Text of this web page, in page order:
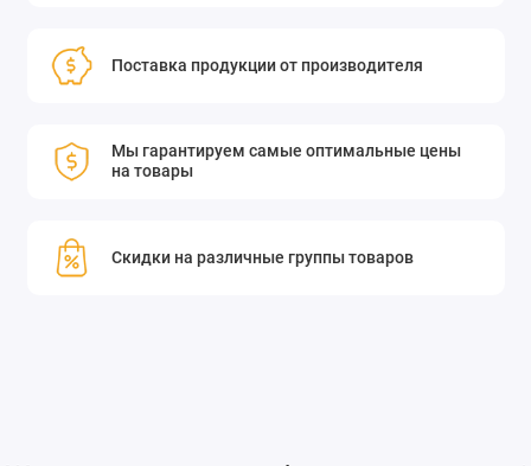
Поставка продукции от производителя
Мы гарантируем самые оптимальные цены
на товары
Скидки на различные группы товаров